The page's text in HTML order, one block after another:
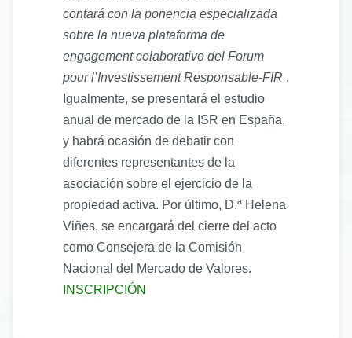
contará con la ponencia especializada
sobre la nueva plataforma de
engagement colaborativo del Forum
pour l’Investissement Responsable-FIR .
Igualmente, se presentará el estudio
anual de mercado de la ISR en España,
y habrá ocasión de debatir con
diferentes representantes de la
asociación sobre el ejercicio de la
propiedad activa. Por último, D.ª Helena
Viñes, se encargará del cierre del acto
como Consejera de la Comisión
Nacional del Mercado de Valores.
INSCRIPCIÓN